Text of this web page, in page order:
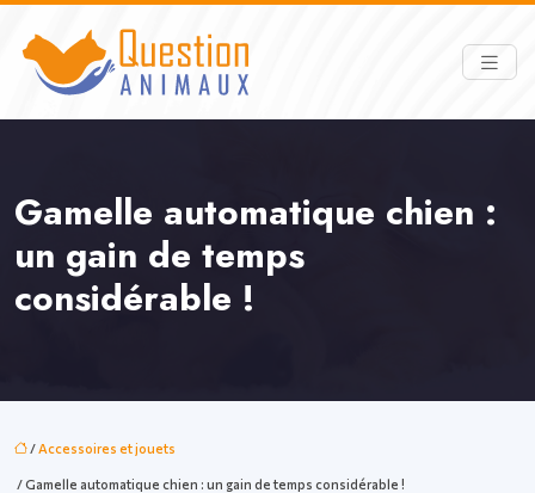
Gamelle automatique chien :
un gain de temps
considérable !
/Accessoires et jouets
/ Gamelle automatique chien : un gain de temps considérable !